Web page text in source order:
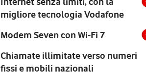
migliore tecnologia Vodafone
Modem Seven con Wi-Fi 7
Chiamate illimitate verso numeri
fissi e mobili nazionali